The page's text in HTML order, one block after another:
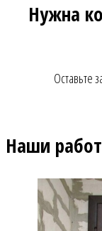
Нужна
Оставьте
Наши